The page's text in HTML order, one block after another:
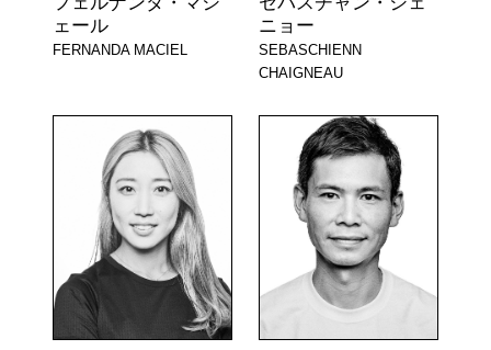
ェール
FERNANDA MACIEL
ニョー
SEBASCHIENN
CHAIGNEAU